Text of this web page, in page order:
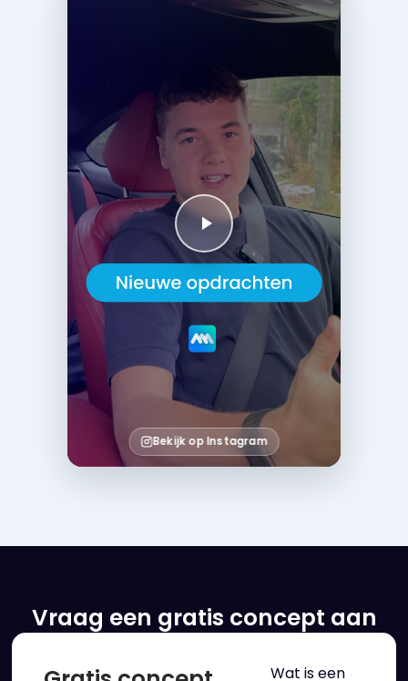
Bekijk op Instagram
Vraag een gratis concept aan
Wat is een